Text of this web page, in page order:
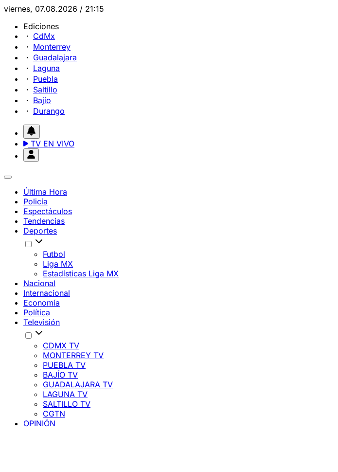
viernes, 07.08.2026 / 21:15
Ediciones
CdMx
Monterrey
Guadalajara
Laguna
Puebla
Saltillo
Bajío
Durango
TV EN VIVO
Última Hora
Policía
Espectáculos
Tendencias
Deportes
Futbol
Liga MX
Estadísticas Liga MX
Nacional
Internacional
Economía
Política
Televisión
CDMX TV
MONTERREY TV
PUEBLA TV
BAJÍO TV
GUADALAJARA TV
LAGUNA TV
SALTILLO TV
CGTN
OPINIÓN